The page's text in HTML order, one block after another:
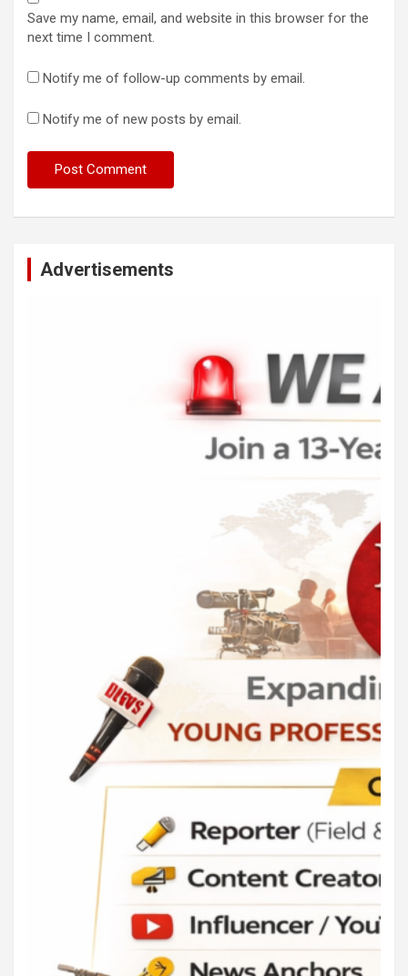
Save my name, email, and website in this browser for the
next time I comment.
Notify me of follow-up comments by email.
Notify me of new posts by email.
Advertisements